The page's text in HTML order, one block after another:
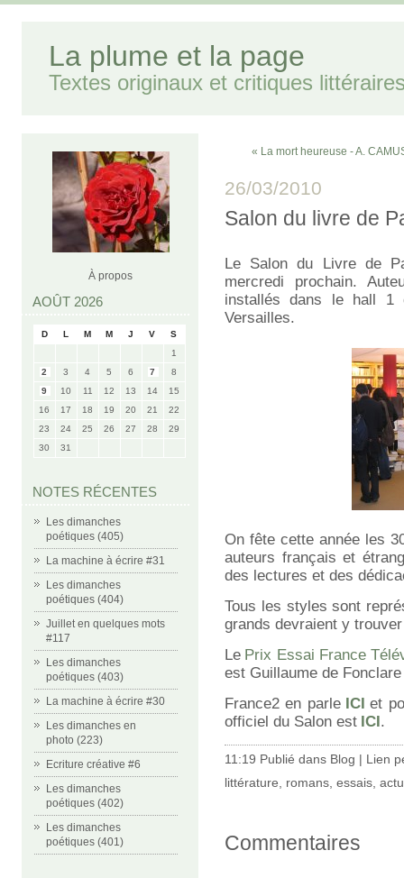
La plume et la page
Textes originaux et critiques
À propos
AOÛT 2026
D L M M J V
S
1
2
3 4 5 6 7
8
9
10 11 12 13 14
15
16
17 18 19 20 21
22
23
24 25 26 27 28
29
30
31
NOTES RÉCENTES
Les dimanches
poétiques (405)
La machine à écrire #31
Les dimanches
poétiques (404)
Juillet en quelques mots
#117
Les dimanches
poétiques (403)
La machine à écrire #30
Les dimanches en
photo (223)
Ecriture créative #6
Les dimanches
poétiques (402)
Les dimanches
poétiques (401)
« La mort heureuse - A.
26/03/2010
Salon du livre de
Le Salon du Livre de
mercredi prochain.
installés dans le hall 1
Versailles.
On fête cette année les
auteurs français et
des lectures et des
Tous les styles sont
grands devraient y
Le Prix Essai France
est Guillaume de
France2 en parle ICI et
officiel du Salon est ICI .
11:19 Publié dans Blog | Lien
littérature
romans essais actu
Commentaires